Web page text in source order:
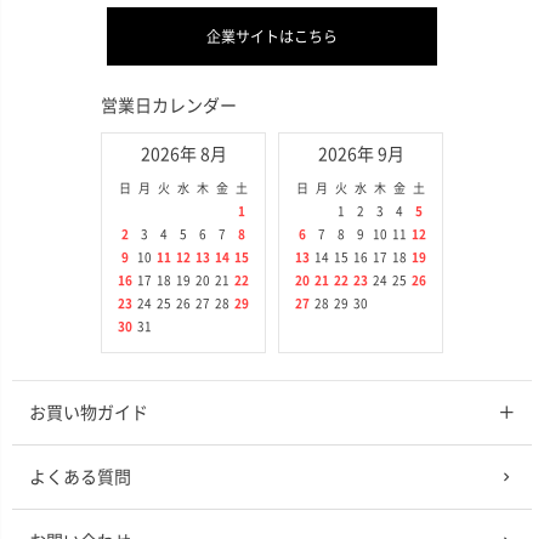
企業サイトはこちら
営業日カレンダー
2026年 8月
日 月 火 水 木 金
土
1
2
3 4 5 6 7
8
9
10 11 12 13 14 15
16 17 18 19 20 21
22
23 24 25 26 27 28 29
30 31
2026年 9月
日 月 火 水 木 金
土
1
2 3 4
5
6
7 8 9 10 11
12
13 14 15 16 17 18 19
20 21 22 23 24 25 26
27 28 29 30
お買い物ガイド
よくある質問